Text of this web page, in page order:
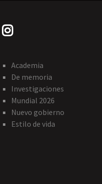
Academia
De memoria
Investigaciones
Mundial 2026
Nuevo gobierno
Estilo de vida